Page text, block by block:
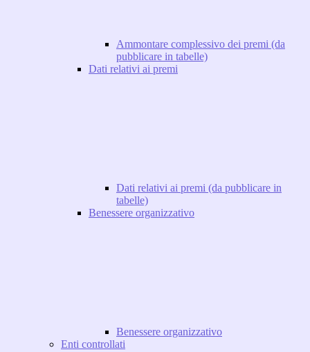
Ammontare complessivo dei premi (da
pubblicare in tabelle)
Dati relativi ai premi
Dati relativi ai premi (da pubblicare in
tabelle)
Benessere organizzativo
Benessere organizzativo
Enti controllati